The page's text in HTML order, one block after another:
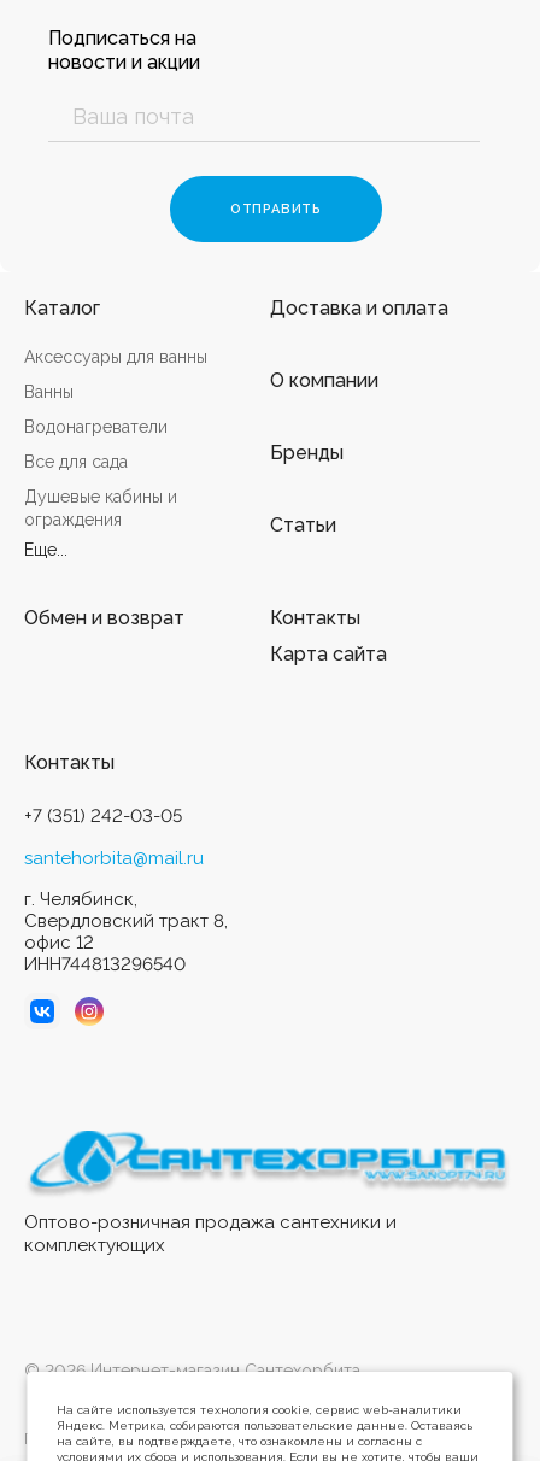
Подписаться на
новости и акции
Оптово-розничная продажа сантехники и
комплектующих
Каталог
Аксессуары для ванны
Ванны
Водонагреватели
Все для сада
Душевые кабины и
ограждения
Еще...
Доставка и оплата
О компании
Бренды
Статьи
Обмен и возврат
Контакты
Карта сайта
Контакты
+7 (351) 242-03-05
santehorbita@mail.ru
г. Челябинск,
Свердловский тракт 8,
офис 12
ИНН744813296540
© 2026 Интернет-магазин Сантехорбита
Политика конфиденциальности
На сайте используется технология cookie, сервис web-аналитики
Яндекс. Метрика, собираются пользовательские данные. Оставаясь
на сайте, вы подтверждаете, что ознакомлены и согласны с
условиями их сбора и использования. Если вы не хотите, чтобы ваши